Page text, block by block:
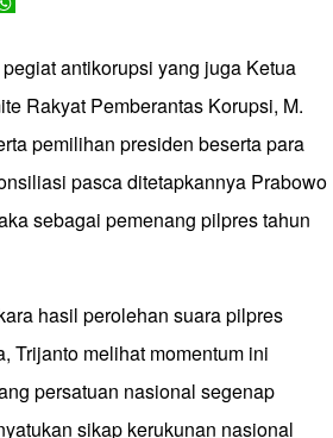
antikorupsi yang juga Ketua
Rakyat Pemberantas Korupsi, M.
pemilihan presiden beserta para
pasca ditetapkannya Prabowo
sebagai pemenang pilpres tahun
hasil perolehan suara pilpres
Trijanto melihat momentum ini
persatuan nasional segenap
sikap kerukunan nasional